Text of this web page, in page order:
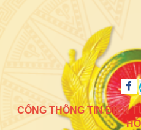
CỔNG THÔNG TIN ĐIỆN